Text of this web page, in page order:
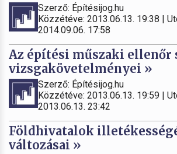
Szerző: Építésijog.hu
Közzétéve: 2013.06.13. 19:38 |
2014.09.06. 17:58
Az építési műszaki ellenőr
vizsgakövetelményei »
Szerző: Építésijog.hu
Közzétéve: 2013.06.13. 19:59 |
2013.06.13. 23:42
Földhivatalok
változásai »